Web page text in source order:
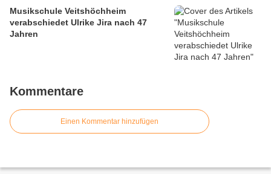
Musikschule Veitshöchheim
verabschiedet Ulrike Jira nach 47
Jahren
Kommentare
Einen Kommentar hinzufügen